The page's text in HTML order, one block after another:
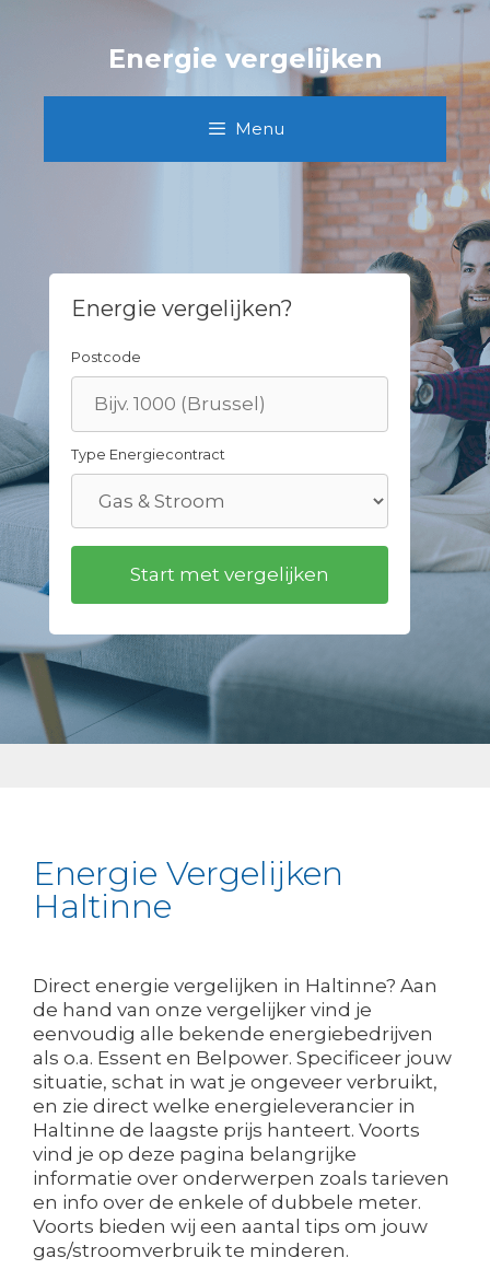
Energie vergelijken
Menu
Energie vergelijken?
Postcode
Type Energiecontract
Energie Vergelijken
Haltinne
Direct energie vergelijken in Haltinne? Aan
de hand van onze vergelijker vind je
eenvoudig alle bekende energiebedrijven
als o.a. Essent en Belpower. Specificeer jouw
situatie, schat in wat je ongeveer verbruikt,
en zie direct welke energieleverancier in
Haltinne de laagste prijs hanteert. Voorts
vind je op deze pagina belangrijke
informatie over onderwerpen zoals tarieven
en info over de enkele of dubbele meter.
Voorts bieden wij een aantal tips om jouw
gas/stroomverbruik te minderen.